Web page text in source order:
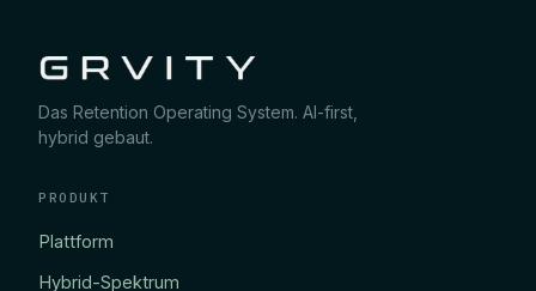
Das Retention Operating System. AI-first,
hybrid gebaut.
PRODUKT
Plattform
Hybrid-Spektrum